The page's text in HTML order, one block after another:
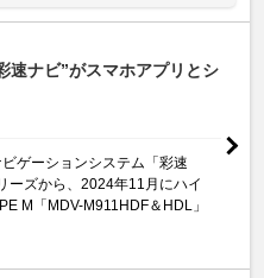
速ナビ”がスマホアプリとシ
ゲーションシステム「彩速
ーズから、2024年11月にハイ
M「MDV-M911HDF＆HDL」